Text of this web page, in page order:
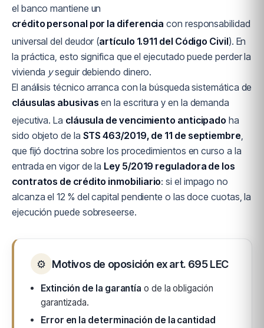
el banco mantiene un
crédito personal por la diferencia con responsabilidad
universal del deudor (artículo 1.911 del Código Civil). En
la práctica, esto significa que el ejecutado puede perder la
vivienda yseguir debiendo dinero.
El análisis técnico arranca con la búsqueda sistemática de
cláusulas abusivas en la escritura y en la demanda
ejecutiva. La cláusula de vencimiento anticipado ha
sido objeto de la STS 463/2019, de 11 de septiembre,
que fijó doctrina sobre los procedimientos en curso a la
entrada en vigor de la Ley 5/2019 reguladora de los
contratos de crédito inmobiliario: si el impago no
alcanza el 12 % del capital pendiente o las doce cuotas, la
ejecución puede sobreseerse.
⚙ Motivos de oposición ex art. 695 LEC
Extinción de la garantía o de la obligación
garantizada.
Error en la determinación de la cantidad